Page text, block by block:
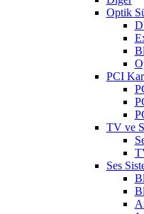
Optik
PCI
TV ve
Ses